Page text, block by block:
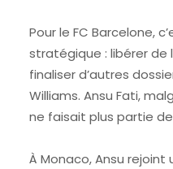
Pour le FC Barcelone,
stratégique : libérer de
finaliser d’autres
Williams. Ansu Fati,
ne faisait plus partie
À Monaco, Ansu rejoint